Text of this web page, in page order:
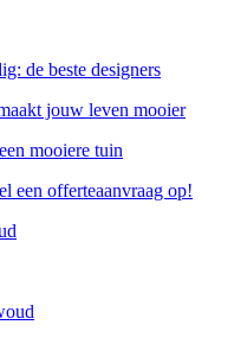
de beste designers
jouw leven mooier
mooiere tuin
een offerteaanvraag op!